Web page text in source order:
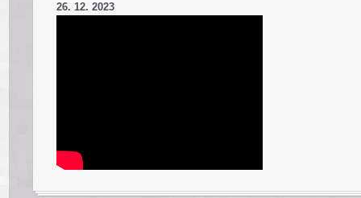
26. 12. 2023